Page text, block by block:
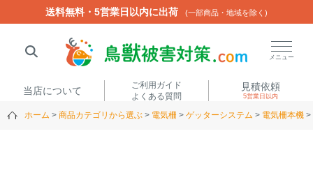
送料無料・5営業日以内に出荷 (一部商品・地域を除く)
メニュー
当店について
ご利用ガイド
よくある質問
見積依頼
5営業日以内
ホーム 商品カテゴリから選ぶ 電気柵 ゲッターシステム 電気柵本機
送料無料・5営業日以内に出荷 (一部商品・地域を除く)
閉じる